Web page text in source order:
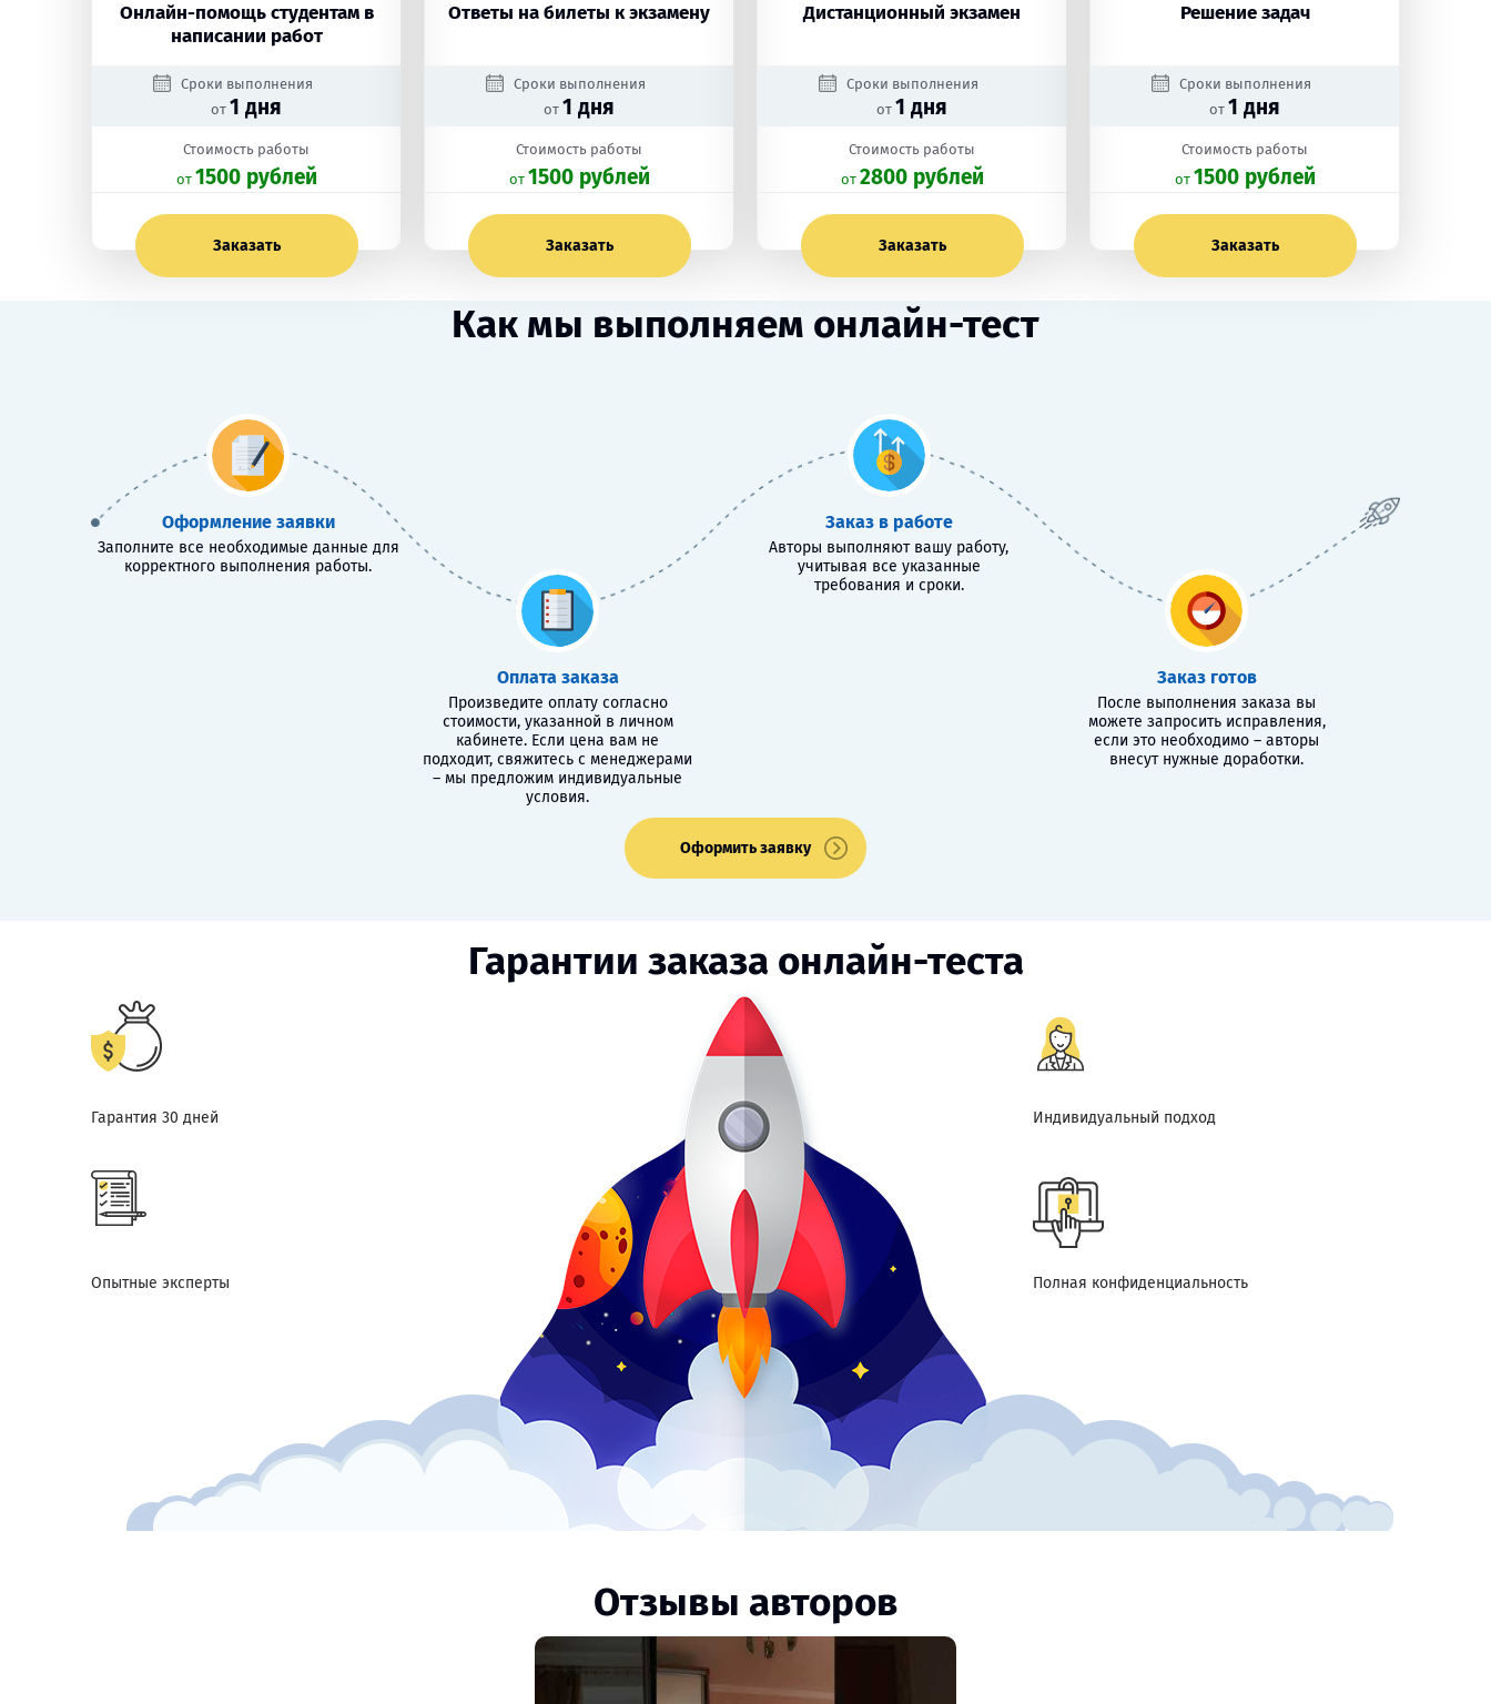
Онлайн-помощь студентам в
написании работ
Сроки выполнения
от 1 дня
Стоимость работы
oт 1500 рублей
Заказать
Ответы на билеты к экзамену
Сроки выполнения
от 1 дня
Стоимость работы
oт 1500 рублей
Заказать
Дистанционный экзамен
Сроки выполнения
от 1 дня
Стоимость работы
oт 2800 рублей
Заказать
Решение задач
Сроки выполнения
от 1 дня
Стоимость работы
oт 1500 рублей
Заказать
Как мы выполняем онлайн-тест
Оформление заявки
Заполните все необходимые данные для
корректного выполнения работы.
Оплата заказа
Произведите оплату согласно
стоимости, указанной в личном
кабинете. Если цена вам не
подходит, свяжитесь с менеджерами
– мы предложим индивидуальные
условия.
Заказ в работе
Авторы выполняют вашу работу,
учитывая все указанные
требования и сроки.
Заказ готов
После выполнения заказа вы
можете запросить исправления,
если это необходимо – авторы
внесут нужные доработки.
Оформить заявку
Гарантии заказа онлайн-теста
Гарантия 30 дней Индивидуальный подход
Опытные эксперты Полная конфиденциальность
Отзывы авторов